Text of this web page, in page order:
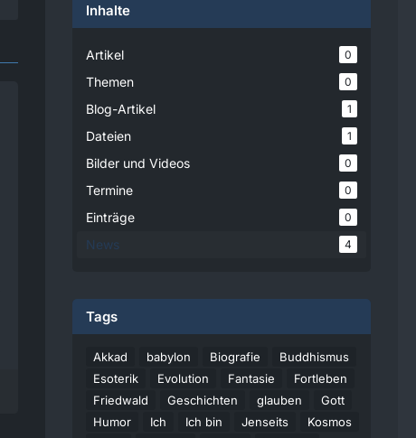
Inhalte
Artikel 0
Themen 0
Blog-Artikel 1
Dateien 1
Bilder und Videos 0
Termine 0
Einträge 0
News 4
Tags
Akkad babylon Biografie
Buddhismus
Esoterik
Evolution Fantasie
Fortleben
Friedwald
Geschichten glauben
Gott
Humor
Ich Ich bin Jenseits
Kosmos